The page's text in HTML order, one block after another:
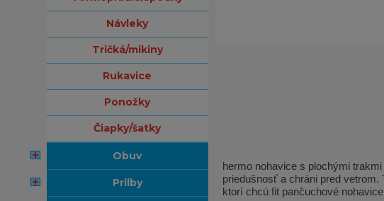
návleky
tričká/mikiny
rukavice
ponožky
čiapky/šatky
obuv
prilby
hermo nohavice s plochými
priedušnosť a chráni pred
ktorí chcú fit pančuchové